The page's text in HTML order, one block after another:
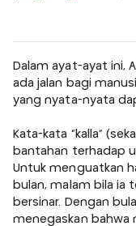
Dalam ayat-ayat ini,
ada jalan bagi
yang nyata-nyata
Kata-kata "kalla"
bantahan terhadap
Untuk menguatkan
bulan, malam bila ia
bersinar. Dengan
menegaskan bahwa